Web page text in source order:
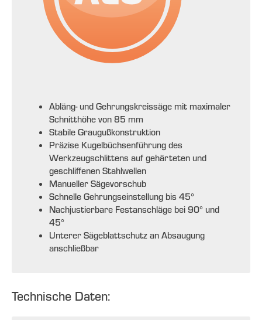
Abläng- und Gehrungskreissäge mit maximaler
Schnitthöhe von 85 mm
Stabile Graugußkonstruktion
Präzise Kugelbüchsenführung des
Werkzeugschlittens auf gehärteten und
geschliffenen Stahlwellen
Manueller Sägevorschub
Schnelle Gehrungseinstellung bis 45°
Nachjustierbare Festanschläge bei 90° und
45°
Unterer Sägeblattschutz an Absaugung
anschließbar
Technische Daten: